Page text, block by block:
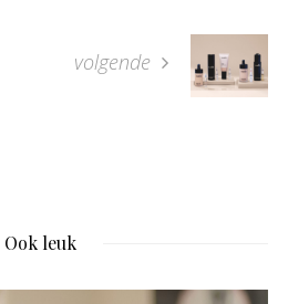
volgende
Ook leuk